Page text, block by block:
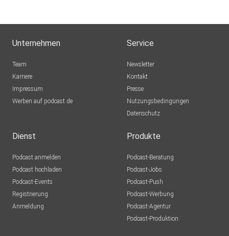
Unternehmen
Team
Karriere
Impressum
Werben auf podcast.de
Service
Newsletter
Kontakt
Presse
Nutzungsbedingungen
Datenschutz
Dienst
Podcast anmelden
Podcast hochladen
Podcast-Events
Registrierung
Anmeldung
Produkte
Podcast-Beratung
Podcast-Jobs
Podcast-Push
Podcast-Werbung
Podcast-Agentur
Podcast-Produktion